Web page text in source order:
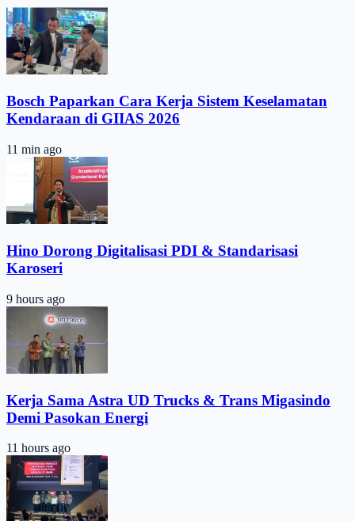
Bosch Paparkan Cara Kerja Sistem Keselamatan
Kendaraan di GIIAS 2026
11 min ago
Hino Dorong Digitalisasi PDI & Standarisasi
Karoseri
9 hours ago
Kerja Sama Astra UD Trucks & Trans Migasindo
Demi Pasokan Energi
11 hours ago